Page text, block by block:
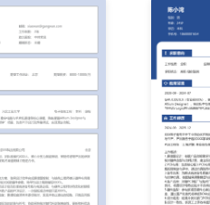
不会写简
100分简历官方
你的简历
100分简历官方